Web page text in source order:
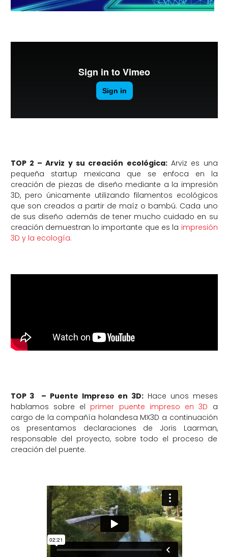
TOP 2 – Arviz y su creación ecológica:Arviz es una
pequeña startup mexicana que se enfoca en la
creación de piezas de diseño mediante a la impresión
3D, pero únicamente utilizando filamentos ecológicos
que son creados a partir de maíz o bambú. Cada uno
de sus diseño además de tener mucho cuidado en su
creación demuestran lo importante que es la impresión
3D y la ecología.
TOP 3 – Puente Impreso en 3D: Hace unos meses
hablamos sobre el primer puente impreso en 3D a
cargo de la compañía holandesa MX3D a continuación
os presentamos declaraciones de Joris Laarman,
responsable del proyecto, sobre todo el proceso de
creación del puente.